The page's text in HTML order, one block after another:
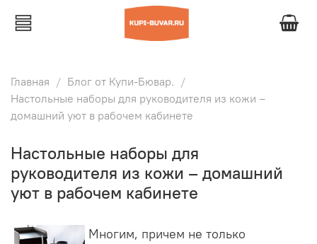
Главная
Блог от Купи-Бювар.
Настольные наборы для руководитeля из кожи –
домашний уют в рабочем кабинете
Настольные наборы для
руководитeля из кожи – домашний
уют в рабочем кабинете
Многим, причем не только